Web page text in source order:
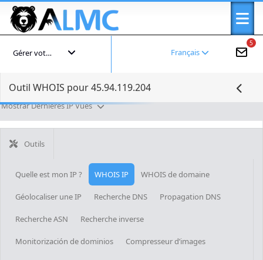
5
Français
Gérer votre compte
Outil WHOIS pour 45.94.119.204
Mostrar Dernières IP Vues
Outils
Quelle est mon IP ? WHOIS IP WHOIS de domaine
Géolocaliser une IP Recherche DNS Propagation DNS
Recherche ASN Recherche inverse
Monitorización de dominios Compresseur d’images